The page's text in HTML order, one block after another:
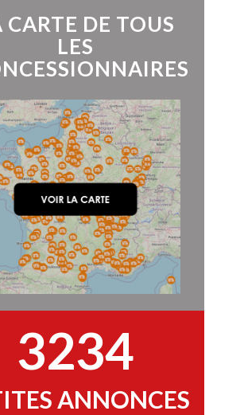
CARTE DE TOUS
LES
3234
ANNONCES